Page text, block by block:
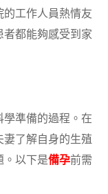
的工作人員熱情友
者都能夠感受到家
準備的過程。在
了解自身的生殖
。以下是備孕前需